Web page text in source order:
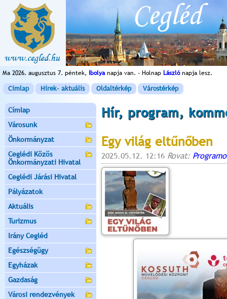
Ma 2026. augusztus 7. péntek, Ibolyanapja van. - Holnap Lászlónapja lesz.
Címlap Hírek- aktuális Oldaltérkép Várostérkép
Címlap
Városunk
Önkormányzat
Ceglédi Közös
Önkormányzati Hivatal
Ceglédi Járási Hivatal
Pályázatok
Aktuális
Turizmus
Irány Cegléd
Egészségügy
Egyházak
Gazdaság
Városi rendezvények
Hír, program,
Egy világ eltűnőben
2025.05.12. 12:16 Rovat: